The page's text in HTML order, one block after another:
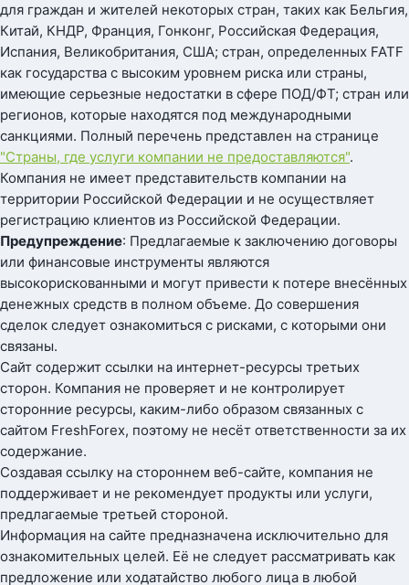
для граждан и жителей некоторых стран, таких как Бельгия,
Китай, КНДР, Франция, Гонконг, Российская Федерация,
Испания, Великобритания, США; стран, определенных FATF
как государства с высоким уровнем риска или страны,
имеющие серьезные недостатки в сфере ПОД/ФТ; стран или
регионов, которые находятся под международными
санкциями. Полный перечень представлен на странице
"Страны, где услуги компании не предоставляются".
Компания не имеет представительств компании на
территории Российской Федерации и не осуществляет
регистрацию клиентов из Российской Федерации.
Предупреждение: Предлагаемые к заключению договоры
или финансовые инструменты являются
высокорискованными и могут привести к потере внесённых
денежных средств в полном объеме. До совершения
сделок следует ознакомиться с рисками, с которыми они
связаны.
Сайт содержит ссылки на интернет-ресурсы третьих
сторон. Компания не проверяет и не контролирует
сторонние ресурсы, каким-либо образом связанных с
сайтом FreshForex, поэтому не несёт ответственности за их
содержание.
Создавая ссылку на стороннем веб-сайте, компания не
поддерживает и не рекомендует продукты или услуги,
предлагаемые третьей стороной.
Информация на сайте предназначена исключительно для
ознакомительных целей. Её не следует рассматривать как
предложение или ходатайство любого лица в любой